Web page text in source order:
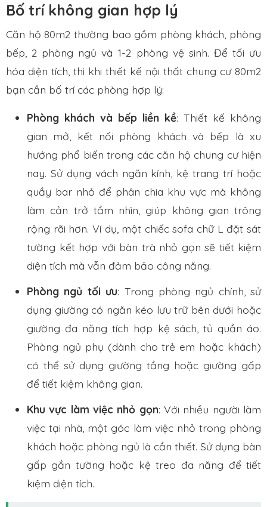
Bố trí không gian hợp lý
Căn hộ 80m2 thường bao gồm phòng khách, phòng
bếp, 2 phòng ngủ và 1-2 phòng vệ sinh. Để tối ưu
hóa diện tích, thì khi thiết kế nội thất chung cư 80m2
bạn cần bố trí các phòng hợp lý:
Phòng khách và bếp liền kề: Thiết kế không
gian mở, kết nối phòng khách và bếp là xu
hướng phổ biến trong các căn hộ chung cư hiện
nay. Sử dụng vách ngăn kính, kệ trang trí hoặc
quầy bar nhỏ để phân chia khu vực mà không
làm cản trở tầm nhìn, giúp không gian trông
rộng rãi hơn. Ví dụ, một chiếc sofa chữ L đặt sát
tường kết hợp với bàn trà nhỏ gọn sẽ tiết kiệm
diện tích mà vẫn đảm bảo công năng.
Phòng ngủ tối ưu: Trong phòng ngủ chính, sử
dụng giường có ngăn kéo lưu trữ bên dưới hoặc
giường đa năng tích hợp kệ sách, tủ quần áo.
Phòng ngủ phụ (dành cho trẻ em hoặc khách)
có thể sử dụng giường tầng hoặc giường gấp
để tiết kiệm không gian.
Khu vực làm việc nhỏ gọn: Với nhiều người làm
việc tại nhà, một góc làm việc nhỏ trong phòng
khách hoặc phòng ngủ là cần thiết. Sử dụng bàn
gấp gắn tường hoặc kệ treo đa năng để tiết
kiệm diện tích.